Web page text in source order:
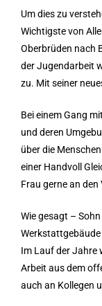
Um dies zu
Wichtigste von
Oberbrüden nach
der Jugendarbeit
zu. Mit seiner
Bei einem Gang
und deren
über die
einer Handvoll
Frau gerne an
Wie gesagt –
Im Lauf der Jahre
Arbeit aus dem
auch an Kollegen